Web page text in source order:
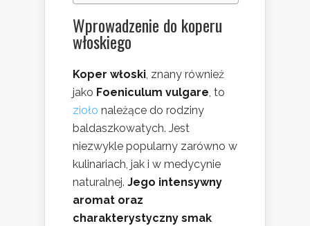
Wprowadzenie do koperu
włoskiego
Koper włoski, znany również
jako Foeniculum vulgare, to
zioło należące do rodziny
baldaszkowatych. Jest
niezwykle popularny zarówno w
kulinariach, jak i w medycynie
naturalnej. Jego intensywny
aromat oraz
charakterystyczny smak